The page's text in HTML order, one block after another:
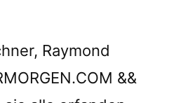
Raymond
&&